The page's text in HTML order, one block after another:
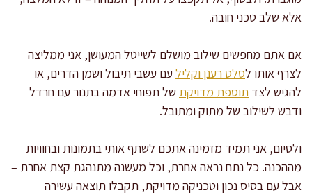
אלא שלב טכני חובה.
אם אתם מחפשים שילוב מושלם לשייטל המעושן, אני ממליצה
לצרף אותו לסלט רענן וקליל עם עשבי תיבול ושמן הדרים, או
להגיש לצד תוספת מדויקת של תפוחי אדמה בתנור עם חרדל
ודבש לשילוב של מתוק ומתובל.
ולסיום, אני תמיד מזמינה אתכם לשתף אותי בתמונות ובחוויות
מההכנה. כל נתח נראה אחרת, וכל מעשנה מתנהגת קצת אחרת –
אבל עם בסיס נכון וטכניקה מדויקת, תקבלו תוצאה עשירה